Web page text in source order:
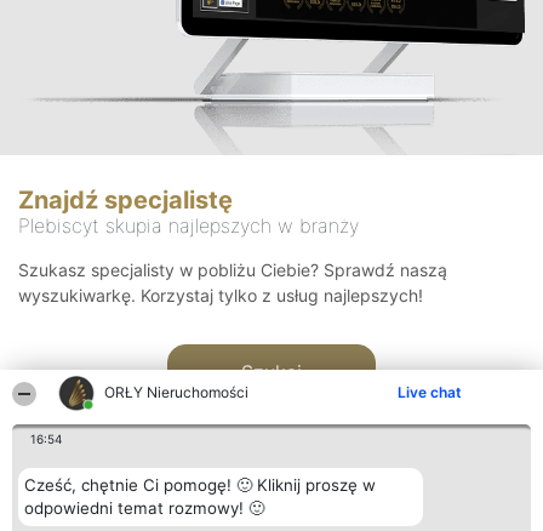
ORŁY Nieruchomości Live chat
16:54
Cześć, chętnie Ci pomogę! 🙂 Kliknij proszę w
odpowiedni temat rozmowy! 🙂
Znajdź specjalistę
Plebiscyt skupia najlepszych w branży
Szukasz specjalisty w pobliżu Ciebie? Sprawdź naszą
wyszukiwarkę. Korzystaj tylko z usług najlepszych!
Szukaj